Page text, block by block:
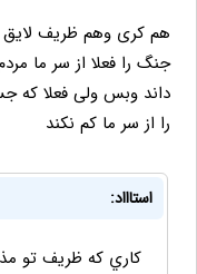
هم کری وهم ظریف
جنگ را فعلا از سر ما
داند وبس ولی فعلا که
را از سر ما کم نکند
استاااد:
كاري كه ظريف تو